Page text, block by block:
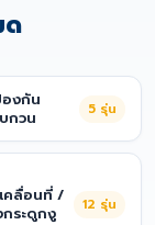
ด
งกัน
กวน
5 รุ่น
คลื่อนที่ /
กระดูกงู
12 รุ่น